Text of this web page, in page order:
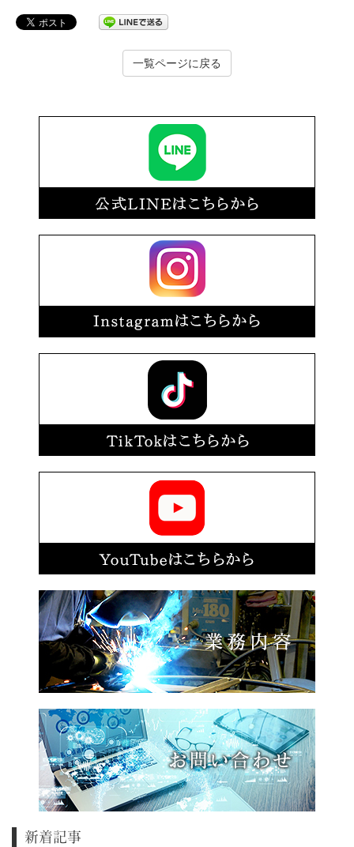
一覧ページに戻る
新着記事